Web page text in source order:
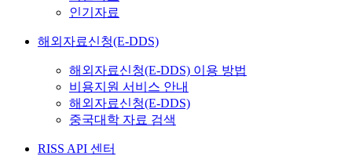
인기자료
해외자료신청(E-DDS)
해외자료신청(E-DDS) 이용 방법
비용지원 서비스 안내
해외자료신청(E-DDS)
중국대학 자료 검색
RISS API 센터